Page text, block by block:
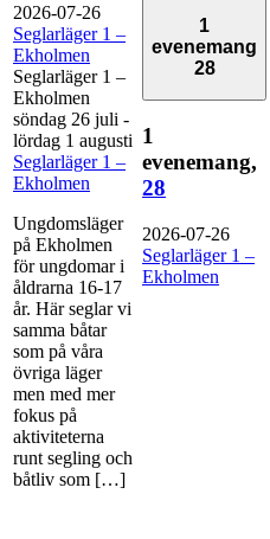
2026-07-26
Seglarläger 1 –
Ekholmen
Seglarläger 1 –
Ekholmen
söndag 26 juli -
lördag 1 augusti
Seglarläger 1 –
Ekholmen
Ungdomsläger
på Ekholmen
för ungdomar i
åldrarna 16-17
år. Här seglar vi
samma båtar
som på våra
övriga läger
men med mer
fokus på
aktiviteterna
runt segling och
båtliv som […]
1
evenemang
28
1
evenemang,
28
2026-07-26
Seglarläger 1 –
Ekholmen